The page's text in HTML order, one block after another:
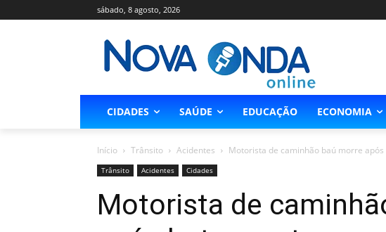
sábado, 8 agosto, 2026
CIDADES SAÚDE EDUCAÇÃO ECONOMIA
Início Trânsito Acidentes Motorista de caminhão baú morre
Trânsito Acidentes Cidades
Motorista de